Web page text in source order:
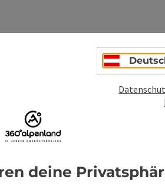
deine